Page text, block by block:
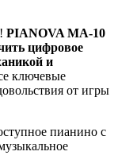
PIANOVA MA-10
цифровое
и
ключевые
от игры
пианино с